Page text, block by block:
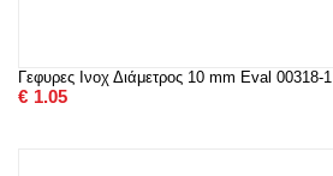
Γεφυρες Ινοχ Διάμετρος 10 mm Eval 00318-1
€ 1.05